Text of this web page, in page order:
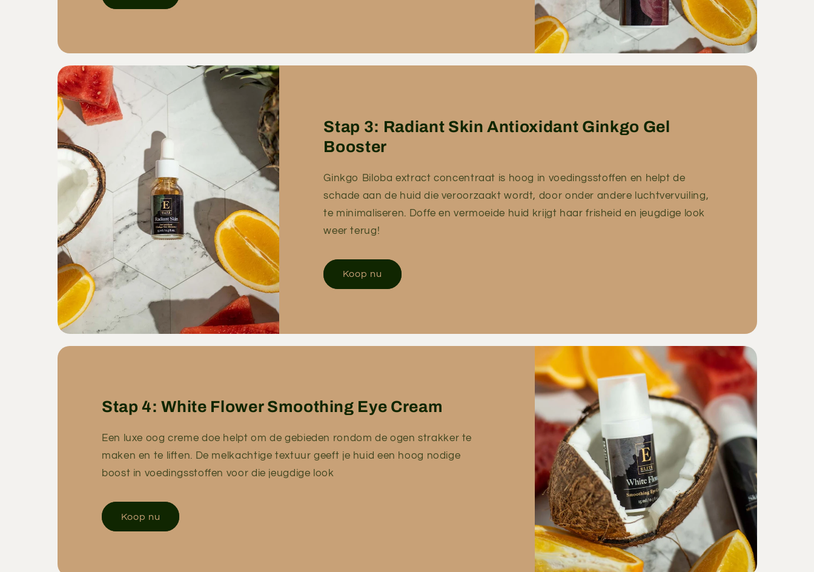
Stap 3: Radiant Skin Antioxidant Ginkgo Gel
Booster
Ginkgo Biloba extract concentraat is hoog in voedingsstoffen en helpt de
schade aan de huid die veroorzaakt wordt, door onder andere luchtvervuiling,
te minimaliseren. Doffe en vermoeide huid krijgt haar frisheid en jeugdige look
weer terug!
Koop nu
Stap 4: White Flower Smoothing Eye Cream
Een luxe oog creme doe helpt om de gebieden rondom de ogen strakker te
maken en te liften. De melkachtige textuur geeft je huid een hoog nodige
boost in voedingsstoffen voor die jeugdige look
Koop nu